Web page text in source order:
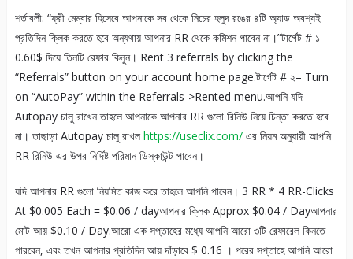
শর্তাবলী: “ফ্রী মেম্বার হিসেবে আপনাকে সব থেকে নিচের হলুদ রঙের ৪টি অ্যাড অবশ্যই
প্রতিদিন ক্লিক করতে হবে অন্যথায় আপনার RR থেকে কমিশন পাবেন না।”টার্গেট # ১–
0.60$ দিয়ে তিনটি রেফার কিনুন। Rent 3 referrals by clicking the
“Referrals” button on your account home page.টার্গেট # ২– Turn
on “AutoPay” within the Referrals->Rented menu.আপনি যদি
Autopay চালু রাখেন তাহলে আপনাকে আপনার RR গুলো রিনিউ নিয়ে চিন্তা করতে হবে
না। তাছাড়া Autopay চালু রাখল https://useclix.com/এর নিয়ম অনুযায়ী আপনি
RR রিনিউ এর উপর নির্দিষ্ট পরিমান ডিস্কাউন্ট পাবেন।
যদি আপনার RR গুলো নিয়মিত কাজ করে তাহলে আপনি পাবেন। 3 RR * 4 RR-Clicks
At $0.005 Each = $0.06 / dayআপনার ক্লিক Approx $0.04 / Dayআপনার
মোট আয় $0.10 / Day.আরো এক সপ্তাহের মধ্যে আপনি আরো ৩টি রেফারেল কিনতে
পারবেন, এবং তখন আপনার প্রতিদিন আয় দাঁড়াবে $ 0.16 । পরের সপ্তাহে আপনি আরো